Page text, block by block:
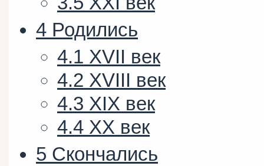
4 Родились
4.1 XVII век
4.2 XVIII век
4.3 XIX век
4.4 XX век
5 Скончались